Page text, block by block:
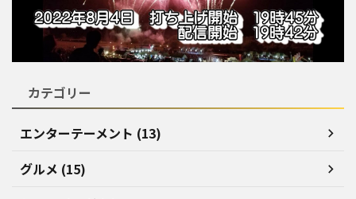
カテゴリー
エンターテーメント (13)
グルメ (15)